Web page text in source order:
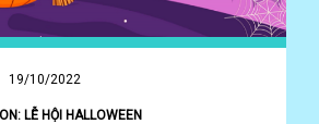
19/10/2022
LỄ HỘI HALLOWEEN